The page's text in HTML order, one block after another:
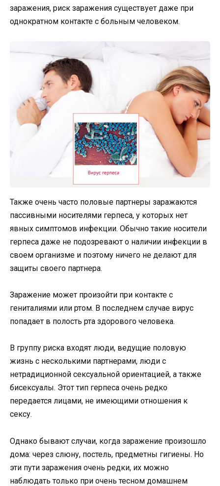
заражения, риск заражения существует даже при
однократном контакте с больным человеком.
Также очень часто половые партнеры заражаются
пассивными носителями герпеса, у которых нет
явных симптомов инфекции. Обычно такие носители
герпеса даже не подозревают о наличии инфекции в
своем организме и поэтому ничего не делают для
защиты своего партнера.
Заражение может произойти при контакте с
гениталиями или ртом. В последнем случае вирус
попадает в полость рта здорового человека.
В группу риска входят люди, ведущие половую
жизнь с несколькими партнерами, люди с
нетрадиционной сексуальной ориентацией, а также
бисексуалы. Этот тип герпеса очень редко
передается лицами, не имеющими отношения к
сексу.
Однако бывают случаи, когда заражение произошло
дома: через слюну, постель, предметны гигиены. Но
эти пути заражения очень редки, их можно
наблюдать только при очень тесном домашнем